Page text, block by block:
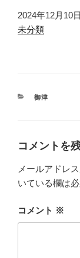
日付
2024年12月10日
関連理由
未分類
カ
御津
コメントを
メールアドレ
いている欄は
コメント ※